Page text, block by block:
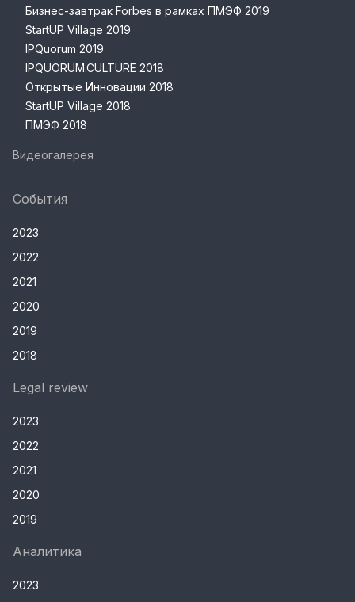
Бизнес-завтрак Forbes в рамках ПМЭФ 2019
StartUP Village 2019
IPQuorum 2019
IPQUORUM.CULTURE 2018
Открытые Инновации 2018
StartUP Village 2018
ПМЭФ 2018
Видеогалерея
События
2023
2022
2021
2020
2019
2018
Legal review
2023
2022
2021
2020
2019
Аналитика
2023